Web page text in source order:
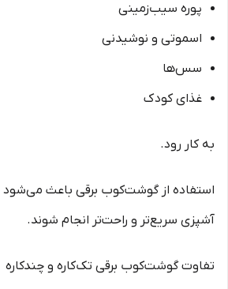
پوره سیب‌زمینی
اسموتی و نوشیدنی
سس‌ها
غذای کودک
به کار رود.
استفاده از گوشت‌کوب برقی باعث می‌شود
آشپزی سریع‌تر و راحت‌تر انجام شوند.
تفاوت گوشت‌کوب برقی تک‌کاره و چندکاره